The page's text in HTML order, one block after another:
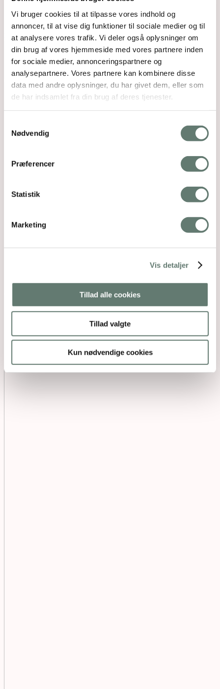
Vi bruger cookies til at tilpasse vores indhold og
annoncer, til at vise dig funktioner til sociale medier og til
at analysere vores trafik. Vi deler også oplysninger om
din brug af vores hjemmeside med vores partnere inden
for sociale medier, annonceringspartnere og
analysepartnere. Vores partnere kan kombinere disse
data med andre oplysninger, du har givet dem, eller som
de har indsamlet fra din brug af deres tjenester.
Nødvendig
Præferencer
Statistik
Marketing
Vis detaljer
Tillad alle cookies
Tillad valgte
Kun nødvendige cookies
Rosemaimonide.com
Search
Submit